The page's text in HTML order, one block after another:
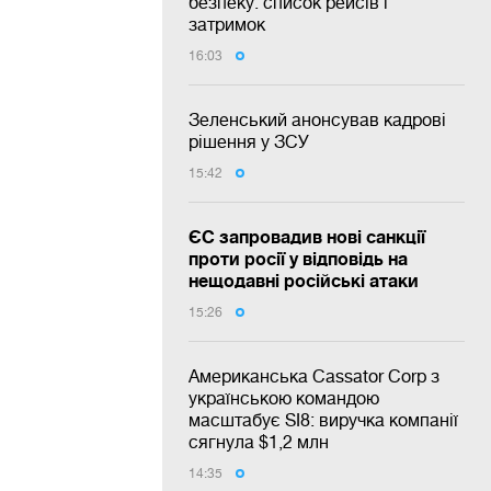
затримок
16:03
Зеленський анонсував кадрові
рішення у ЗСУ
15:42
ЄС запровадив нові санкції
проти росії у відповідь на
нещодавні російські атаки
15:26
Американська Cassator Corp з
українською командою
масштабує SI8: виручка компанії
сягнула $1,2 млн
14:35